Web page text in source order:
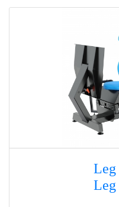
Leg
Leg